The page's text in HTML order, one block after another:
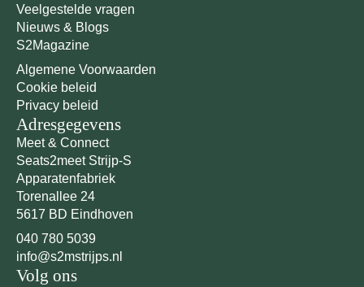
Veelgestelde vragen
Nieuws & Blogs
S2Magazine
Algemene Voorwaarden
Cookie beleid
Privacy beleid
Adresgegevens
Meet & Connect
Seats2meet Strijp-S
Apparatenfabriek
Torenallee 24
5617 BD Eindhoven
040 780 5039
info@s2mstrijps.nl
Volg ons